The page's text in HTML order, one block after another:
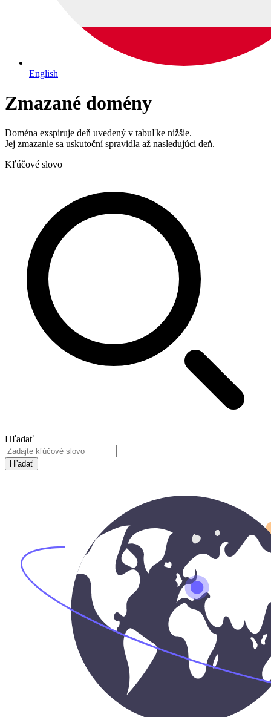
English
Zmazané domény
Doména exspiruje deň uvedený v tabuľke nižšie.
Jej zmazanie sa uskutoční spravidla až nasledujúci deň.
Kľúčové slovo
Hľadať
Hľadať